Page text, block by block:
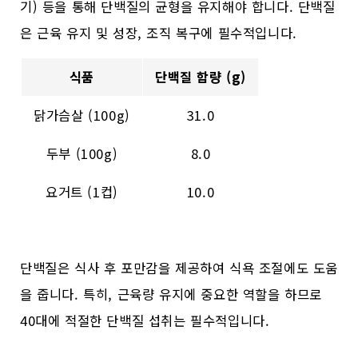
기) 등을 통해 단백질의 균형을 유지해야 합니다. 단백질
은 근육 유지 및 성장, 조직 복구에 필수적입니다.
식품
단백질 함량 (g)
닭가슴살 (100g)
31.0
두부 (100g)
8.0
요거트 (1컵)
10.0
단백질은 식사 후 포만감을 제공하여 식욕 조절에도 도움
을 줍니다. 특히, 근육량 유지에 중요한 역할을 하므로
40대에 적절한 단백질 섭취는 필수적입니다.